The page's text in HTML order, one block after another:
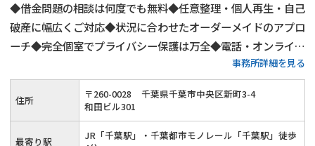
◆借金問題の相談は何度でも無料◆任意整理・個人再生・自己
破産に幅広くご対応◆状況に合わせたオーダーメイドのアプロ
ーチ◆完全個室でプライバシー保護は万全◆電話・オンライン
相談可◆メールでのご予約も受付中◆「千葉駅」から徒歩4分
事務所詳細を見る
住所 〒260-0028
千葉県千葉市中央区新町3-4
和田ビル301
最寄り駅
JR「千葉駅」・千葉都市モノレール「千葉駅」徒歩